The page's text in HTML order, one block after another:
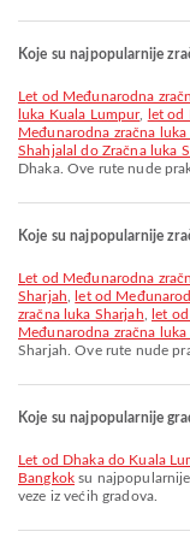
Koje su najpopularnije
let od Međunarodna zračna luka Hazrat Shahjalal do Međunarodna zračna
luka Kuala Lumpur,
let od
Međunarodna zračna luka
Shahjalal do Zračna luka
Dhaka. Ove rute nude
Koje su najpopularnije
let od Međunarodna zračna luka Bandaranaike do Međunarodna zračna luka
Sharjah
let od
zračna luka Sharjah
let
Međunarodna zračna luka
Sharjah. Ove rute nude
Koje su najpopularnije
let od Dhaka do Kuala
Bangkoksu
veze iz većih gradova.